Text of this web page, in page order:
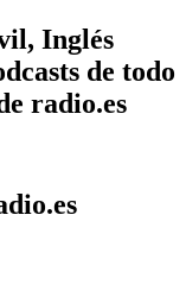
Inglés
de todo
radio.es